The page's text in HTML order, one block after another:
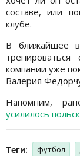
составе, или
клубе.
В ближайшее
компании уже
Валерия
Напомним,
усилилось
Теги: футбол